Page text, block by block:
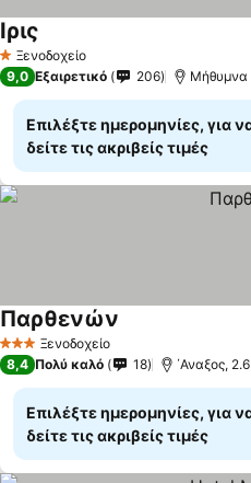
1 Αστέρια
Ξενοδοχείο
Ιρις
9,0 Εξαιρετικό 206 Μήθυμνα
Επιλέξτε ημερομηνίες, για
δείτε τις ακριβείς τιμές
3 ΑστέριαΞενοδοχείο
Παρθενών
8,4 Πολύ καλό 18 ΄Αναξος,
Επιλέξτε ημερομηνίες, για
δείτε τις ακριβείς τιμές